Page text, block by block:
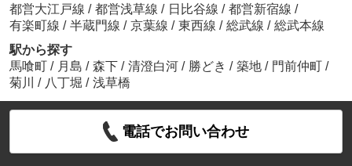
都営大江戸線 / 都営浅草線 / 日比谷線 / 都営新宿線 /
有楽町線 / 半蔵門線 / 京葉線 / 東西線 / 総武線 / 総武本線
駅から探す
馬喰町 / 月島 / 森下 / 清澄白河 / 勝どき / 築地 / 門前仲町 /
菊川
/ 八丁堀 / 浅草橋
電話でお問い合わせ